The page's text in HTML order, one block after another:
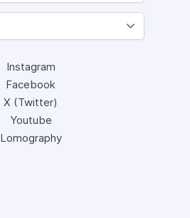
Instagram
Facebook
X (Twitter)
Youtube
Lomography